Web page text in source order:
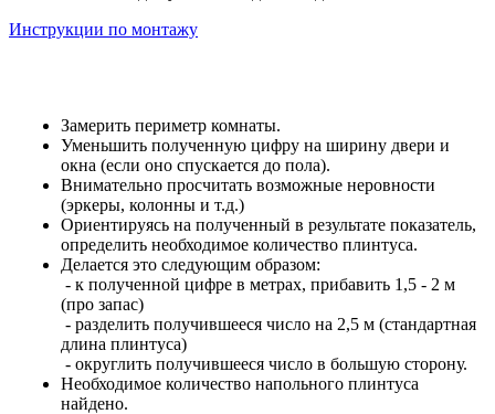
Инструкции по монтажу
Замерить периметр комнаты.
Уменьшить полученную цифру на ширину двери и
окна (если оно спускается до пола).
Внимательно просчитать возможные неровности
(эркеры, колонны и т.д.)
Ориентируясь на полученный в результате показатель,
определить необходимое количество плинтуса.
Делается это следующим образом:
- к полученной цифре в метрах, прибавить 1,5 - 2 м
(про запас)
- разделить получившееся число на 2,5 м (стандартная
длина плинтуса)
- округлить получившееся число в большую сторону.
Необходимое количество напольного плинтуса
найдено.